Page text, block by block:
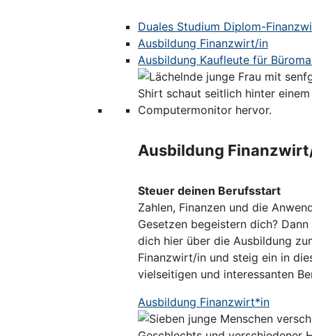
Duales Studium Diplom-
Ausbildung Finanzwirt/in
Ausbildung Kaufleute für
Ausbildung
Steuer deinen Berufsstart
Zahlen, Finanzen und die
Gesetzen begeistern dich?
dich hier über die Ausbildung
Finanzwirt/in und steig ein in
vielseitigen und interessanten
Ausbildung Finanzwirt*in